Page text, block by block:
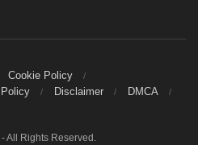
Cookie Policy
Disclaimer
DMCA
- All Rights Reserved.